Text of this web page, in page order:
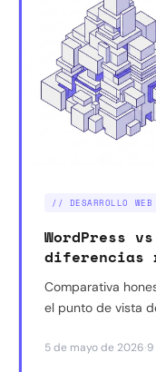
// DESARROLLO WEB
WordPress
diferencias
Comparativa
el punto de vista
5 de mayo de 2026·